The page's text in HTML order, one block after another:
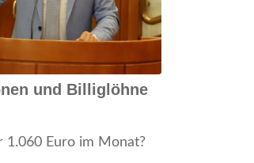
und Billiglöhne
1.060 Euro im Monat?